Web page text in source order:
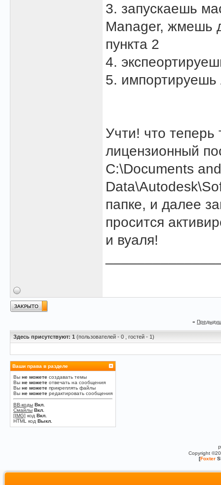
3. запускаешь
Manager, жмешь
пункта 2
4.
5. импортируешь
Учти! что
лицензионный
C:\Documents
папке, и далее
просится
и вуаля!
«
Здесь присутствуют: 1 (пользователей - 0 , гостей - 1)
Ваши права в разделе
Вы не можете создавать темы
Вы не можете отвечать на сообщения
Вы не можете прикреплять файлы
Вы не можете редактировать сообщения
BB-коды Вкл.
Смайлы Вкл.
[IMG] код Вкл.
HTML код Выкл.
Copyright
[Foxter